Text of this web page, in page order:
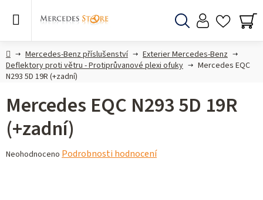
DomůMercedes-Benz příslušenství
Exterier Mercedes-Benz
Deflektory proti větru - Protiprůvanové plexi ofuky
Mercedes EQC
N293 5D 19R (+zadní)
Mercedes EQC N293 5D 19R
(+zadní)
Průměrné
Neohodnoceno Podrobnosti hodnocení